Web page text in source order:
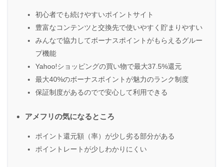
初心者でも続けやすいポイントサイト
豊富なコンテンツと交換先で使いやすく貯まりやすい
みんなで協力してボーナスポイントがもらえるグルー
プ機能
Yahoo!ショッピングの買い物で最大37.5%還元
最大40%のボーナスポイントが魅力のランク制度
保証制度があるのでで安心して利用できる
アメフリの気になるところ
ポイント還元額（率）が少し劣る部分がある
ポイントレートが少しわかりにくい